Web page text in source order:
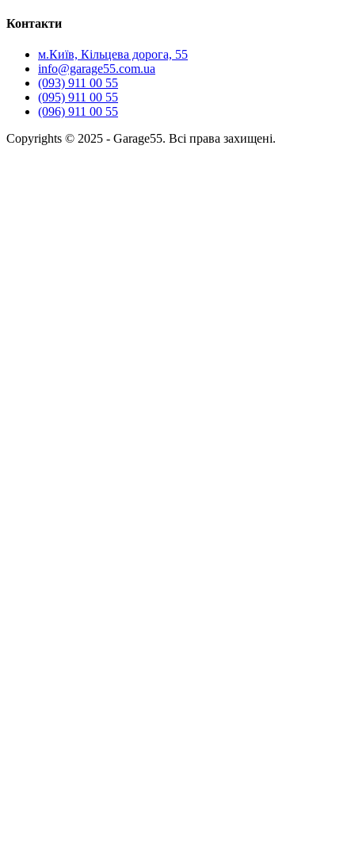
Контакти
м.Київ, Кільцева дорога, 55
info@garage55.com.ua
(093) 911 00 55
(095) 911 00 55
(096) 911 00 55
Copyrights © 2025 - Garage55. Всі права захищені.